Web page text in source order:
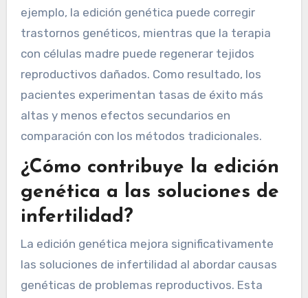
ejemplo, la edición genética puede corregir
trastornos genéticos, mientras que la terapia
con células madre puede regenerar tejidos
reproductivos dañados. Como resultado, los
pacientes experimentan tasas de éxito más
altas y menos efectos secundarios en
comparación con los métodos tradicionales.
¿Cómo contribuye la edición
genética a las soluciones de
infertilidad?
La edición genética mejora significativamente
las soluciones de infertilidad al abordar causas
genéticas de problemas reproductivos. Esta